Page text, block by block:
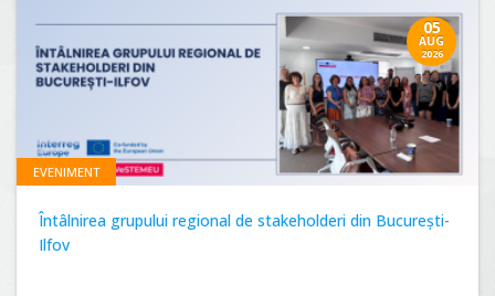
05
AUG
2026
EVENIMENT
Întâlnirea grupului regional de stakeholderi din București-
Ilfov